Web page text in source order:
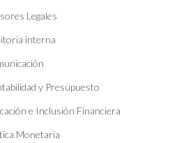
Legales
interna
y Presupuesto
e Inclusión Financiera
Monetaria